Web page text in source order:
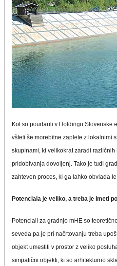
Kot so poudarili v Holdingu Slovenske
všteti še morebitne zaplete z lokalnimi
skupinami, ki velikokrat zaradi
pridobivanja dovoljenj. Tako je tudi
zahteven proces, ki ga lahko obvlada
Potenciala je veliko, a treba je imeti
Potenciali za gradnjo mHE so
seveda pa je pri načrtovanju treba
objekt umestiti v prostor z veliko
simpatični objekti, ki so arhitekturno